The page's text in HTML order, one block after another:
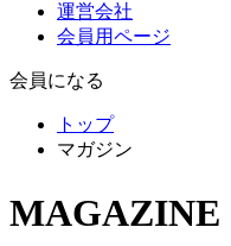
運営会社
会員用ページ
会員になる
トップ
マガジン
MAGAZINE